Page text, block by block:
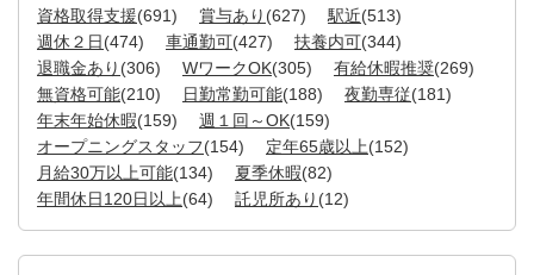
資格取得支援(691) 賞与あり (627) 駅近(513)
週休２日(474) 車通勤可(427) 扶養内可(344)
退職金あり (306) WワークOK(305) 有給休暇推奨(269)
無資格可能(210) 日勤常勤可能(188) 夜勤専従(181)
年末年始休暇(159) 週１回～OK(159)
オープニングスタッフ(154) 定年65歳以上(152)
月給30万以上可能(134) 夏季休暇(82)
年間休日120日以上(64) 託児所あり (12)